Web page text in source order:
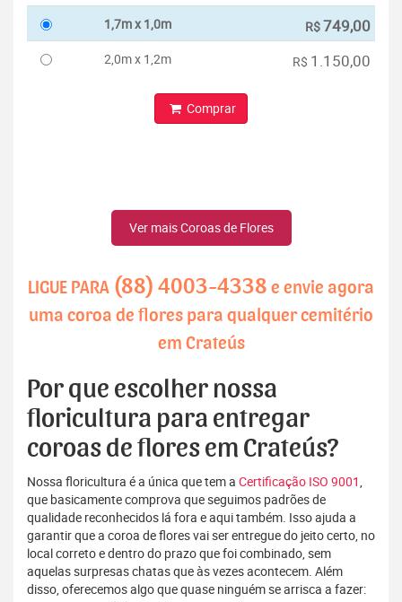
1,7m x 1,0m R$749,00
2,0m x 1,2m R$ 1.150,00
Comprar
Ver mais Coroas de Flores
LIGUE PARA (88) 4003-4338 e envie agora
uma coroa de flores para qualquer cemitério
em Crateús
Por que escolher nossa
floricultura para entregar
coroas de flores em Crateús?
Nossa floricultura é a única que tem a Certificação ISO 9001,
que basicamente comprova que seguimos padrões de
qualidade reconhecidos lá fora e aqui também. Isso ajuda a
garantir que a coroa de flores vai ser entregue do jeito certo, no
local correto e dentro do prazo que foi combinado, sem
aquelas surpresas chatas que às vezes acontecem. Além
disso, oferecemos algo que quase ninguém se arrisca a fazer: